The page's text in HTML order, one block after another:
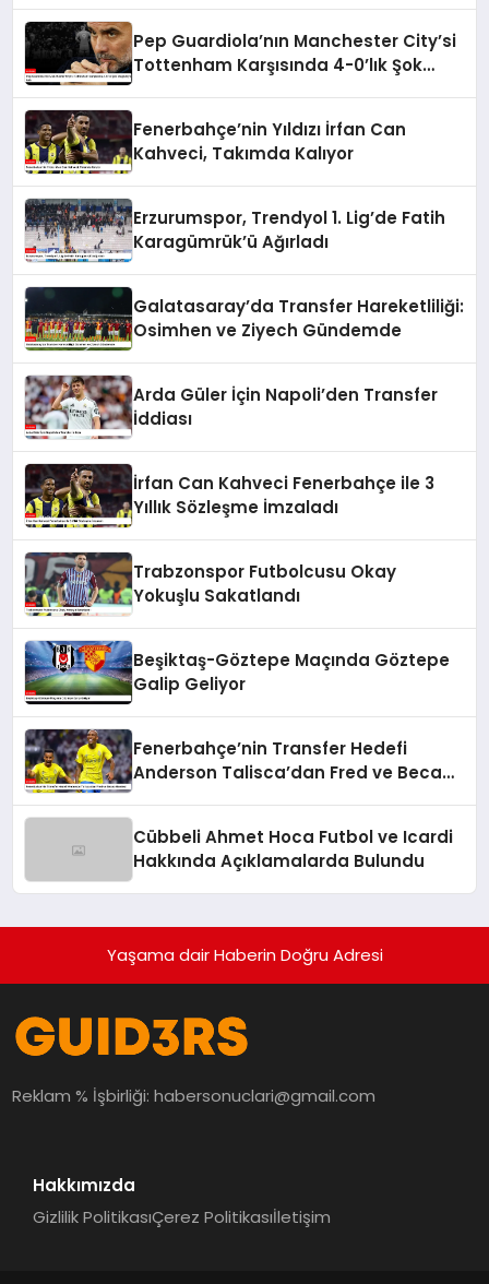
Pep Guardiola’nın Manchester City’si
Tottenham Karşısında 4-0’lık Şok
Fenerbahçe’nin Yıldızı İrfan Can
Kahveci, Takımda Kalıyor
Erzurumspor, Trendyol 1. Lig’de Fatih
Karagümrük’ü Ağırladı
Galatasaray’da Transfer Hareketliliği:
Osimhen ve Ziyech Gündemde
Arda Güler İçin Napoli’den Transfer
İddiası
İrfan Can Kahveci Fenerbahçe ile 3
Yıllık Sözleşme İmzaladı
Trabzonspor Futbolcusu Okay
Yokuşlu Sakatlandı
Beşiktaş-Göztepe Maçında Göztepe
Galip Geliyor
Fenerbahçe’nin Transfer Hedefi
Anderson Talisca’dan Fred ve Becao
Cübbeli Ahmet Hoca Futbol ve Icardi
Hakkında Açıklamalarda Bulundu
Yaşama dair Haberin Doğru Adresi
Reklam % İşbirliği:habersonuclari@gmail.com
Hakkımızda
Gizlilik PolitikasıÇerez Politikasıİletişim